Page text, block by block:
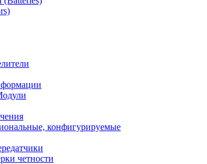
конфигурируемые
четности